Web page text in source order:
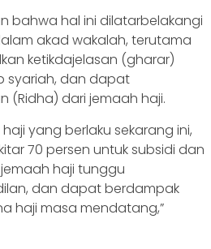
bahwa hal ini dilatarbelakangi
akad wakalah, terutama
ketikdajelasan (gharar)
syariah, dan dapat
(Ridha) dari jemaah haji.
yang berlaku sekarang ini,
70 persen untuk subsidi dan
haji tunggu
dan dapat berdampak
haji masa mendatang,”